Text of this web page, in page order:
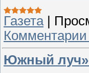
Газета|
Комментарии
Южный луч»